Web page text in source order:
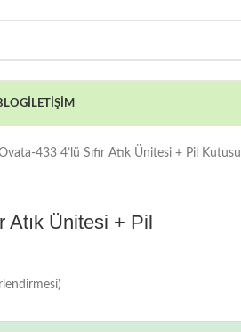
İLETIŞIM
433 4’lü Sıfır Atık Ünitesi + Pil Kutusu
Atık Ünitesi + Pil